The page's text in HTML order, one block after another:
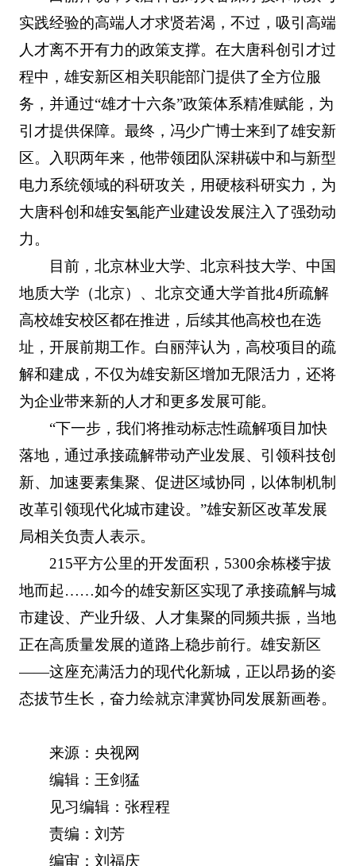
实践经验的高端人才求贤若渴，不过，吸引高端
人才离不开有力的政策支撑。在大唐科创引才过
程中，雄安新区相关职能部门提供了全方位服
务，并通过“雄才十六条”政策体系精准赋能，为
引才提供保障。最终，冯少广博士来到了雄安新
区。入职两年来，他带领团队深耕碳中和与新型
电力系统领域的科研攻关，用硬核科研实力，为
大唐科创和雄安氢能产业建设发展注入了强劲动
力。
目前，北京林业大学、北京科技大学、中国
地质大学（北京）、北京交通大学首批4所疏解
高校雄安校区都在推进，后续其他高校也在选
址，开展前期工作。白丽萍认为，高校项目的疏
解和建成，不仅为雄安新区增加无限活力，还将
为企业带来新的人才和更多发展可能。
“下一步，我们将推动标志性疏解项目加快
落地，通过承接疏解带动产业发展、引领科技创
新、加速要素集聚、促进区域协同，以体制机制
改革引领现代化城市建设。”雄安新区改革发展
局相关负责人表示。
215平方公里的开发面积，5300余栋楼宇拔
地而起……如今的雄安新区实现了承接疏解与城
市建设、产业升级、人才集聚的同频共振，当地
正在高质量发展的道路上稳步前行。雄安新区
——这座充满活力的现代化新城，正以昂扬的姿
态拔节生长，奋力绘就京津冀协同发展新画卷。
来源：央视网
编辑：王剑猛
见习编辑：张程程
责编：刘芳
编审：刘福庆